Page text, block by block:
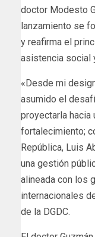
doctor Modesto
lanzamiento se
y reafirma el
asistencia social
«Desde mi
asumido el
proyectarla hacia
fortalecimiento;
República, Luis
una gestión
alineada con los
internacionales
de la DGDC.